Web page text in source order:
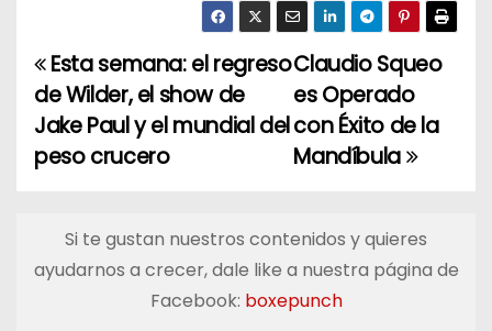
N
a
v
g
Claudio Squeo
es Operado
con Éxito de la
Mandíbula
Esta semana: el regreso
de Wilder, el show de
Jake Paul y el mundial del
peso crucero
Si te gustan nuestros contenidos y quieres
ayudarnos a crecer, dale like a nuestra página de
Facebook: boxepunch